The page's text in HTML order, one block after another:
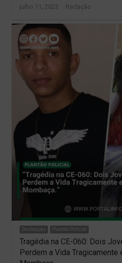
julho 11, 2023 Author
Redação
Destaques Plantão Policial
Tragédia na CE-060: Dois
Perdem a Vida Tragicamente